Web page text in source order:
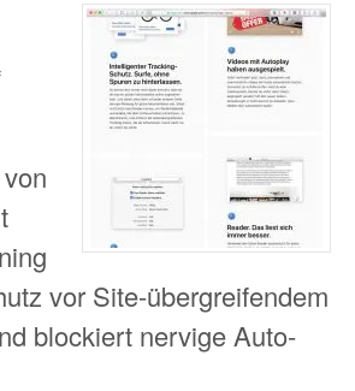
vor Site-übergreifendem
blockiert nervige Auto-